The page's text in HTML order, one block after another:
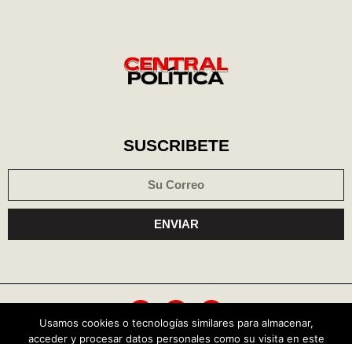
SUSCRIBETE
ENVIAR
Usamos cookies o tecnologías similares para almacenar,
acceder y procesar datos personales como su visita en este